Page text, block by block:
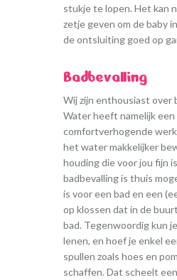
stukje te lopen. Het kan
zetje geven om de baby
de ontsluiting goed op
Badbevalling
Wij zijn enthousiast over
Water heeft namelijk een
comfortverhogende
het water makkelijker
houding die voor jou fijn
badbevalling is thuis
is voor een bad en een
op klossen dat in de
bad. Tegenwoordig kun
lenen, en hoef je enkel
spullen zoals hoes en
schaffen. Dat scheelt